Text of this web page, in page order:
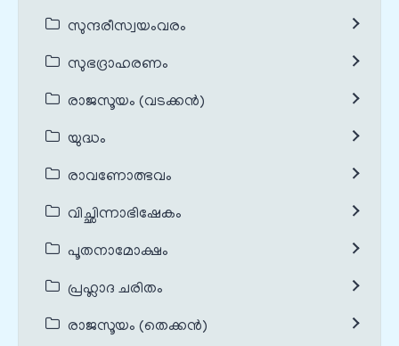
സുന്ദരീസ്വയംവരം
സുഭദ്രാഹരണം
രാജസൂയം (വടക്കൻ)
യുദ്ധം
രാവണോത്ഭവം
വിച്ഛിന്നാഭിഷേകം
പൂതനാമോക്ഷം
പ്രഹ്ലാദ ചരിതം
രാജസൂയം (തെക്കൻ)